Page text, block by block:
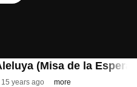
(Misa de la
15 years ago more